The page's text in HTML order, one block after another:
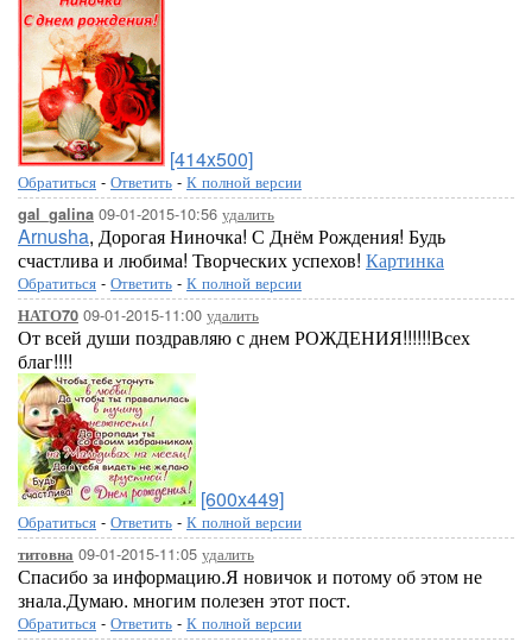
[414x500]
Обратиться - Ответить - К полной версии
gal_galina 09-01-2015-10:56 удалить
Arnusha, Дорогая Ниночка! С Днём Рождения! Будь
счастлива и любима! Творческих успехов! Картинка
Обратиться - Ответить - К полной версии
НАТО70 09-01-2015-11:00 удалить
От всей души поздравляю с днем РОЖДЕНИЯ!!!!!!Всех
благ!!!!
[600x449]
Обратиться - Ответить - К полной версии
титовна 09-01-2015-11:05 удалить
Спасибо за информацию.Я новичок и потому об этом не
знала.Думаю. многим полезен этот пост.
Обратиться - Ответить - К полной версии